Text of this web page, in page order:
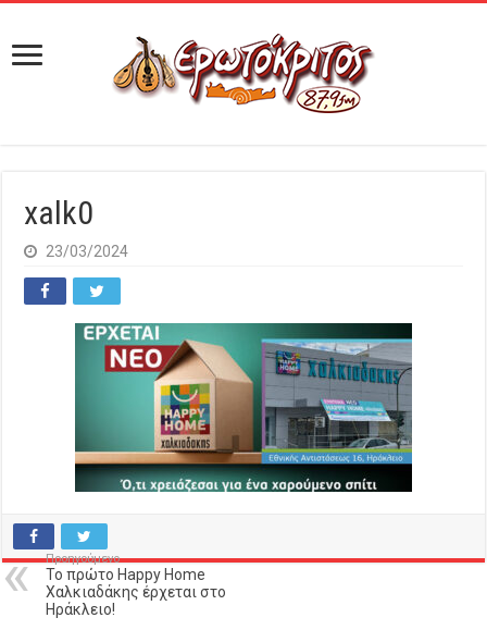
xalk0
23/03/2024
Προηγούμενο
Το πρώτο Happy Home
Χαλκιαδάκης έρχεται στο
Ηράκλειο!